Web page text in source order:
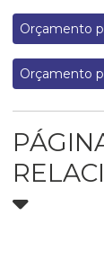
Orçamento
Orçamento